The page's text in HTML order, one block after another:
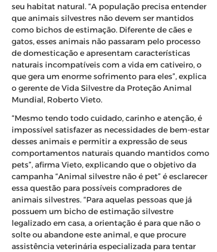
seu habitat natural. “A população precisa entender
que animais silvestres não devem ser mantidos
como bichos de estimação. Diferente de cães e
gatos, esses animais não passaram pelo processo
de domesticação e apresentam características
naturais incompatíveis com a vida em cativeiro, o
que gera um enorme sofrimento para eles”, explica
o gerente de Vida Silvestre da Proteção Animal
Mundial, Roberto Vieto.
“Mesmo tendo todo cuidado, carinho e atenção, é
impossível satisfazer as necessidades de bem-estar
desses animais e permitir a expressão de seus
comportamentos naturais quando mantidos como
pets”, afirma Vieto, explicando que o objetivo da
campanha “Animal silvestre não é pet” é esclarecer
essa questão para possíveis compradores de
animais silvestres. “Para aquelas pessoas que já
possuem um bicho de estimação silvestre
legalizado em casa, a orientação é para que não o
solte ou abandone este animal, e que procure
assistência veterinária especializada para tentar